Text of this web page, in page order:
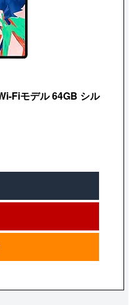
Fiモデル 64GB シル